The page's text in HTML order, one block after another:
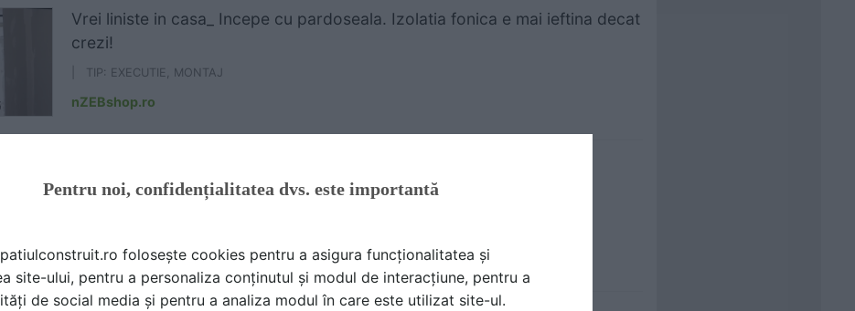
Vrei liniste in casa_ Incepe cu pardoseala. Izolatia fonica e mai ieftina decat
crezi!
| TIP: EXECUTIE, MONTAJ
nZEBshop.ro
| TIP: EXECUTIE, MONTAJ
Pentru noi, confidențialitatea dvs. este importantă
folosește cookies pentru a asigura funcționalitatea și
site-ului, pentru a personaliza conținutul și modul de interacțiune, pentru a
de social media și pentru a analiza modul în care este utilizat site-ul.